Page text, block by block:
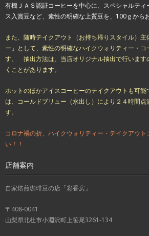
有機ＪＡＳ認証コーヒーを中心に、スペシャルテ
ス入賞豆など、素性の明確な上質豆を、100ｇから
また、随時テイクアウト（お持ち帰りスタイル）主
ー」として、素性の明確なハイクウォリティー・コ
す。 抽出方法は、当店オリジナル抽出で行います
くことがあります。
ホットのほかアイスコーヒーのテイクアウトも可
は、コールドブリュー（水出し）により２４時間点
す。
コロナ禍の折、ハイクウォリティー・テイクアウ
い！！
店舗案内
自家焙煎珈琲豆の店「彩香房」
〒408-0041
山梨県北杜市小淵沢町上笹尾3261-134